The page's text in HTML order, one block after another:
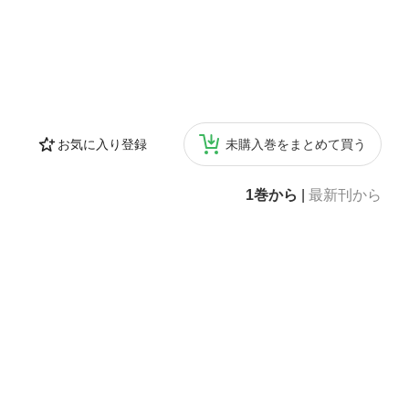
お気に入り登録 未購入巻をまとめて買う
1巻から 最新刊から